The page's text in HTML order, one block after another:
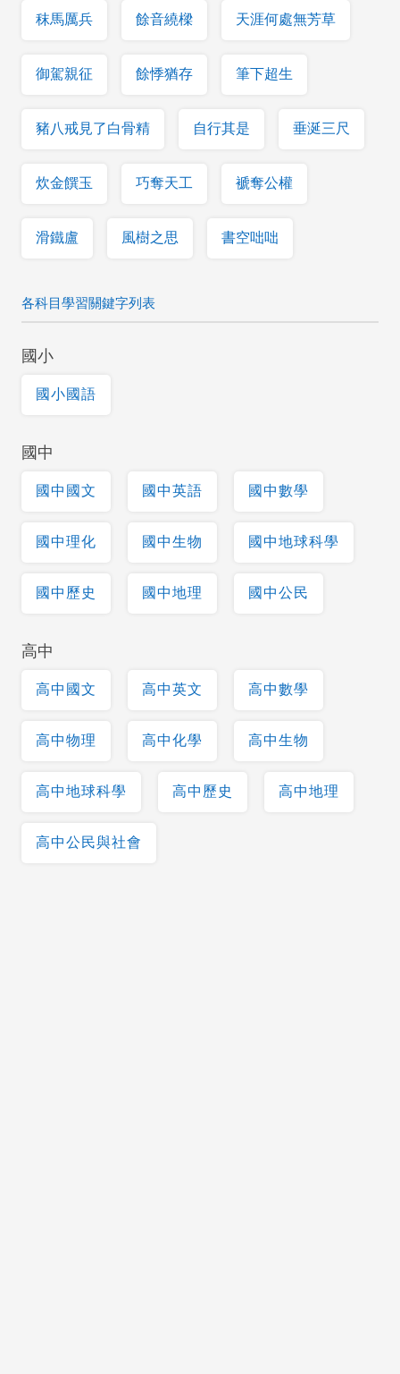
秣馬厲兵 餘音繞樑 天涯何處無芳草
御駕親征 餘悸猶存 筆下超生
豬八戒見了白骨精 自行其是 垂涎三尺
炊金饌玉 巧奪天工 褫奪公權
滑鐵盧 風樹之思 書空咄咄
各科目學習關鍵字列表
國小
國小國語
國中
國中國文 國中英語 國中數學
國中理化 國中生物 國中地球科學
國中歷史 國中地理 國中公民
高中
高中國文 高中英文 高中數學
高中物理 高中化學 高中生物
高中地球科學 高中歷史 高中地理
高中公民與社會